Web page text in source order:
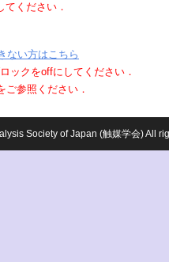
ください．
ない方はこちら
ックをoffにしてください．
ご参照ください．
Society of Japan (触媒学会) All